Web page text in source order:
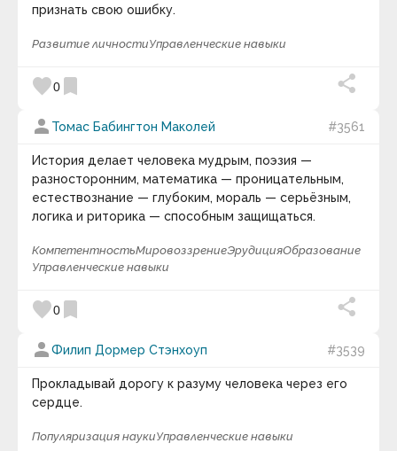
признать свою ошибку.
Развитие личностиУправленческие навыки
favorite0 bookmark
person Томас Бабингтон Маколей #3561
История делает человека мудрым, поэзия —
разносторонним, математика — проницательным,
естествознание — глубоким, мораль — серьёзным,
логика и риторика — способным защищаться.
КомпетентностьМировоззрениеЭрудицияОбразование
Управленческие навыки
favorite0 bookmark
personФилип Дормер Стэнхоуп #3539
Прокладывай дорогу к разуму человека через его
сердце.
Популяризация наукиУправленческие навыки